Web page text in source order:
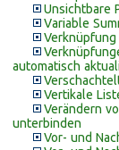
Unsichtbare
Variable
automatisch
Vertikale
Verändern
unterbinden
Vor- und